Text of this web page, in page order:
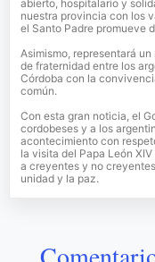
abierto, hospitalario y
nuestra provincia con los
el Santo Padre promueve
Asimismo, representará
de fraternidad entre los
Córdoba con la
común.
Con esta gran noticia, el
cordobeses y a los
acontecimiento con
la visita del Papa León
a creyentes y no
unidad y la paz.